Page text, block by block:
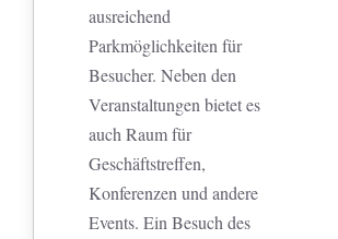
ausreichend
Parkmöglichkeiten für
Besucher. Neben den
Veranstaltungen bietet es
auch Raum für
Geschäftstreffen,
Konferenzen und andere
Events. Ein Besuch des